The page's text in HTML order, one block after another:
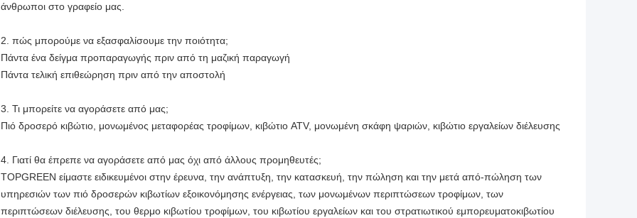
άνθρωποι στο γραφείο μας.
2. πώς μπορούμε να εξασφαλίσουμε την ποιότητα;
Πάντα ένα δείγμα προπαραγωγής πριν από τη μαζική παραγωγή
Πάντα τελική επιθεώρηση πριν από την αποστολή
3. Τι μπορείτε να αγοράσετε από μας;
Πιό δροσερό κιβώτιο, μονωμένος μεταφορέας τροφίμων, κιβώτιο ATV, μονωμένη σκάφη ψαριών, κιβώτιο εργαλείων διέλευσης
4. Γιατί θα έπρεπε να αγοράσετε από μας όχι από άλλους προμηθευτές;
TOPGREEN είμαστε ειδικευμένοι στην έρευνα, την ανάπτυξη, την κατασκευή, την πώληση και την μετά από-πώληση των
υπηρεσιών των πιό δροσερών κιβωτίων εξοικονόμησης ενέργειας, των μονωμένων περιπτώσεων τροφίμων, των
περιπτώσεων διέλευσης, του θερμο κιβωτίου τροφίμων, του κιβωτίου εργαλείων και του στρατιωτικού εμπορευματοκιβωτίου